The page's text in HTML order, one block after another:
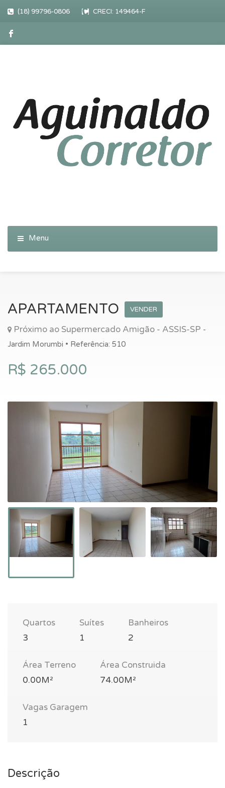
(18) 99796-0806 CRECI: 149464-F
APARTAMENTO VENDER
Próximo ao Supermercado Amigão - ASSIS-SP -
Jardim Morumbi • Referência: 510
R$ 265.000
Quartos
3
Suítes
1
Banheiros
2
Área Terreno
0.00M²
Área Construida
74.00M²
Vagas Garagem
1
Descrição